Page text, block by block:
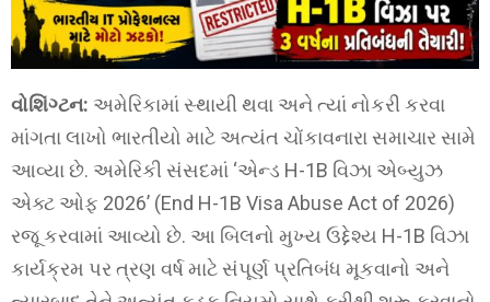
વોશિંગ્ટન: અમેરિકામાં સ્થાયી થવા અને ત્યાં નોકરી કરવા
માંગતા લાખો ભારતીયો માટે અત્યંત ચોંકાવનારા સમાચાર સામે
આવ્યા છે. અમેરિકી સંસદમાં ‘એન્ડ H-1B વિઝા એબ્યુઝ
એક્ટ ઓફ 2026’ (End H-1B Visa Abuse Act of 2026)
રજૂ કરવામાં આવ્યો છે. આ બિલનો મુખ્ય ઉદ્દેશ્ય H-1B વિઝા
કાર્યક્રમ પર ત્રણ વર્ષ માટે સંપૂર્ણ પ્રતિબંધ મૂકવાનો અને